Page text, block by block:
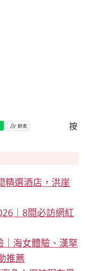
按
精選酒店，洪崖
｜8間必訪網紅
海女體驗、漢拏
推薦